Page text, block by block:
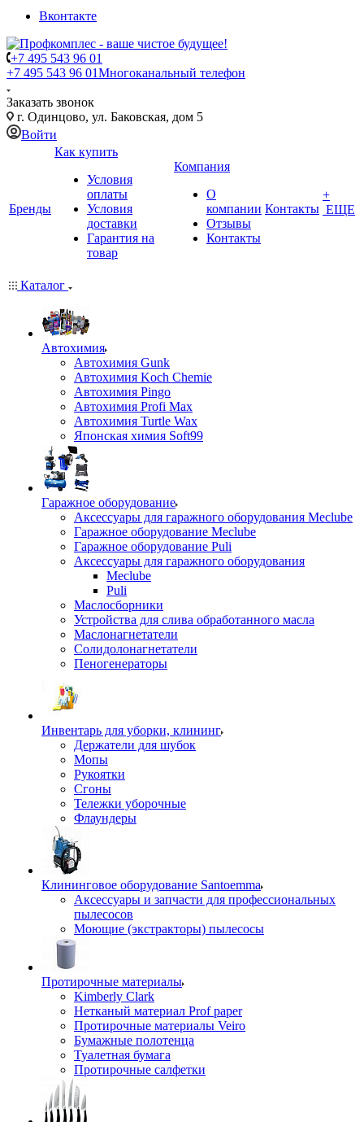
Вконтакте
+7 495 543 96 01
+7 495 543 96 01Многоканальный телефон
Заказать звонок
г. Одинцово, ул. Баковская, дом 5
Войти
Бренды
Как купить
Условия
оплаты
Условия
доставки
Гарантия на
товар
Компания
О
компании
Отзывы
Контакты
Контакты
+
ЕЩЕ
Каталог
Автохимия
Автохимия Gunk
Автохимия Koch Chemie
Автохимия Pingo
Автохимия Profi Max
Автохимия Turtle Wax
Японская химия Soft99
Гаражное оборудование
Аксессуары для гаражного оборудования Meclube
Гаражное оборудование Meclube
Гаражное оборудование Puli
Аксессуары для гаражного оборудования
Meclube
Puli
Маслосборники
Устройства для слива обработанного масла
Маслонагнетатели
Солидолонагнетатели
Пеногенераторы
Инвентарь для уборки, клининг
Держатели для шубок
Мопы
Рукоятки
Сгоны
Тележки уборочные
Флаундеры
Клининговое оборудование Santoemma
Аксессуары и запчасти для профессиональных
пылесосов
Моющие (экстракторы) пылесосы
Протирочные материалы
Kimberly Clark
Нетканый материал Prof paper
Протирочные материалы Veiro
Бумажные полотенца
Туалетная бумага
Протирочные салфетки